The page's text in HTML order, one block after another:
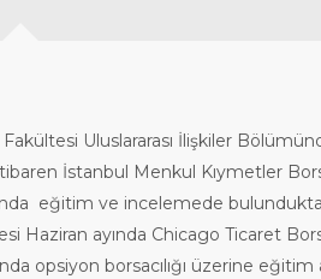
Uluslararası İlişkiler
İstanbul Menkul Kıymetler
eğitim ve incelemede
ayında Chicago Ticaret
opsiyon borsacılığı üzerine eğitim